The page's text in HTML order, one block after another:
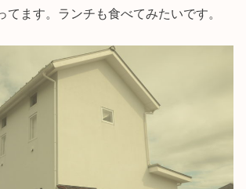
てます。ランチも食べてみたいです。